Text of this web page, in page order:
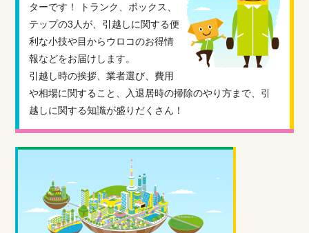
ターです！ トランク、ボックス、
テップの3人が、引越しに関する便
利な小技や目からウロコのお得情
報などをお届けします。
引越し時の挨拶、業者選び、費用
や相場に関すること、入退居時の掃除のやり方まで、引
越しに関する知識が盛りだくさん！